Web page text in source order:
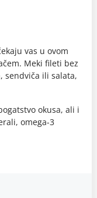
vas u ovom
Meki fileti bez
sendviča ili salata,
okusa, ali i
omega-3